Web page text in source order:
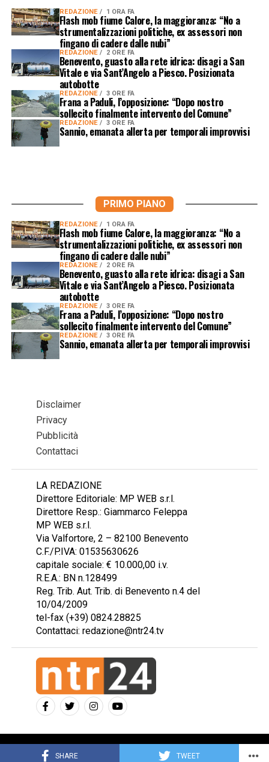
SHARE TWEET
REDAZIONE 1 ORA FA
Flash mob fiume Calore, la maggioranza: “No a
strumentalizzazioni politiche, ex assessori non
fingano di cadere dalle nubi”
REDAZIONE 2 ORE FA
Benevento, guasto alla rete idrica: disagi a San
Vitale e via Sant’Angelo a Piesco. Posizionata
autobotte
REDAZIONE 3 ORE FA
Frana a Paduli, l’opposizione: “Dopo nostro
sollecito finalmente intervento del Comune”
REDAZIONE 3 ORE FA
Sannio, emanata allerta per temporali improvvisi
PRIMO PIANO
REDAZIONE 1 ORA FA
Flash mob fiume Calore, la maggioranza: “No a
strumentalizzazioni politiche, ex assessori non
fingano di cadere dalle nubi”
REDAZIONE 2 ORE FA
Benevento, guasto alla rete idrica: disagi a San
Vitale e via Sant’Angelo a Piesco. Posizionata
autobotte
REDAZIONE 3 ORE FA
Frana a Paduli, l’opposizione: “Dopo nostro
sollecito finalmente intervento del Comune”
REDAZIONE 3 ORE FA
Sannio, emanata allerta per temporali improvvisi
Disclaimer
Privacy
Pubblicità
Contattaci
LA REDAZIONE
Direttore Editoriale: MP WEB s.r.l.
Direttore Resp.: Giammarco Feleppa
MP WEB s.r.l.
Via Valfortore, 2 – 82100 Benevento
C.F./P.IVA: 01535630626
capitale sociale: € 10.000,00 i.v.
R.E.A.: BN n.128499
Reg. Trib. Aut. Trib. di Benevento n.4 del
10/04/2009
tel-fax (+39) 0824.28825
Contattaci: redazione@ntr24.tv
Copyright © 2023 Intelligentia S.r.l.